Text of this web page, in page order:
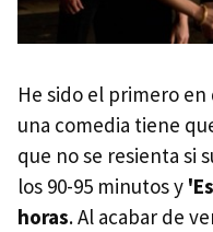
He sido el primero en
una comedia tiene
que no se resienta si
los 90-95 minutos y
horas. Al acabar de